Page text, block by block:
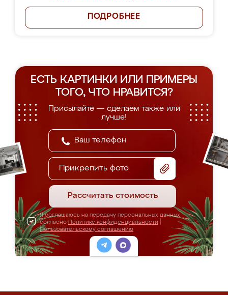
ПОДРОБНЕЕ
ЕСТЬ КАРТИНКИ ИЛИ ПРИМЕРЫ
ТОГО, ЧТО НРАВИТСЯ?
Присылайте — сделаем также или
лучше!
Прикрепить фото
Рассчитать стоимость
Я соглашаюсь на передачу персональных данных
согласно Политике конфиденциальности
Пользовательскому соглашению